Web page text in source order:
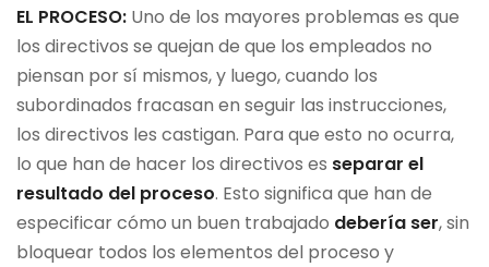
EL PROCESO: Uno de los mayores problemas es que
los directivos se quejan de que los empleados no
piensan por sí mismos, y luego, cuando los
subordinados fracasan en seguir las instrucciones,
los directivos les castigan. Para que esto no ocurra,
lo que han de hacer los directivos es separar el
resultado del proceso. Esto significa que han de
especificar cómo un buen trabajado debería ser, sin
bloquear todos los elementos del proceso y